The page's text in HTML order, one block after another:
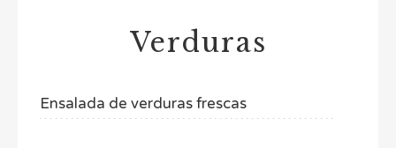
Verduras
Ensalada de verduras frescas